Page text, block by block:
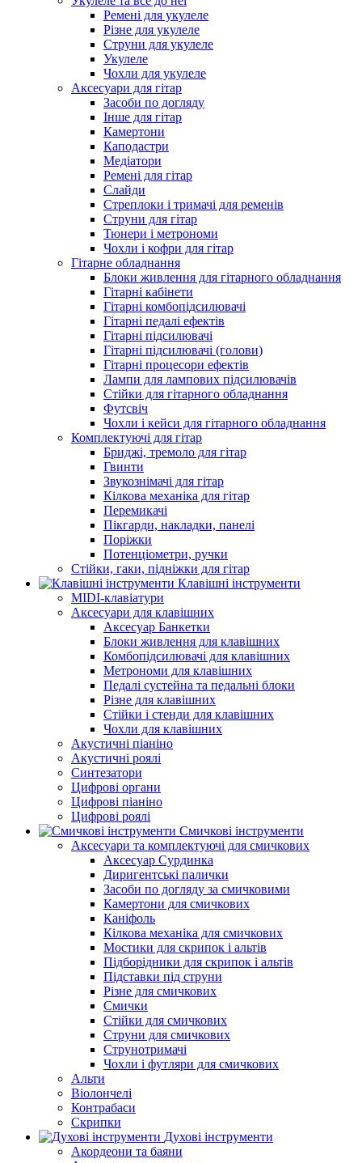
Ремені для укулеле
Різне для укулеле
Струни для укулеле
Укулеле
Чохли для укулеле
Аксесуари для гітар
Засоби по догляду
Інше для гітар
Камертони
Каподастри
Медіатори
Ремені для гітар
Слайди
Стреплоки і тримачі для ременів
Струни для гітар
Тюнери і метрономи
Чохли і кофри для гітар
Гітарне обладнання
Блоки живлення для гітарного обладнання
Гітарні кабінети
Гітарні комбопідсилювачі
Гітарні педалі ефектів
Гітарні підсилювачі
Гітарні підсилювачі (голови)
Гітарні процесори ефектів
Лампи для лампових підсилювачів
Стійки для гітарного обладнання
Футсвіч
Чохли і кейси для гітарного обладнання
Комплектуючі для гітар
Бриджі, тремоло для гітар
Гвинти
Звукознімачі для гітар
Кілкова механіка для гітар
Перемикачі
Пікгарди, накладки, панелі
Поріжки
Потенціометри, ручки
Стійки, гаки, підніжки для гітар
Клавішні інструменти
MIDI-клавіатури
Аксесуари для клавішних
Аксесуар Банкетки
Блоки живлення для клавішних
Комбопідсилювачі для клавішних
Метрономи для клавішних
Педалі сустейна та педальні блоки
Різне для клавішних
Стійки і стенди для клавішних
Чохли для клавішних
Акустичні піаніно
Акустичні роялі
Синтезатори
Цифрові органи
Цифрові піаніно
Цифрові роялі
Смичкові інструменти
Аксесуари та комплектуючі для смичкових
Аксесуар Сурдинка
Диригентські палички
Засоби по догляду за смичковими
Камертони для смичкових
Каніфоль
Кілкова механіка для смичкових
Мостики для скрипок і альтів
Підборiдники для скрипок і альтів
Підставки під струни
Різне для смичкових
Смички
Стійки для смичкових
Струни для смичкових
Струнотримачі
Чохли і футляри для смичкових
Альти
Віолончелі
Контрабаси
Скрипки
Духові інструменти
Акордеони та баяни